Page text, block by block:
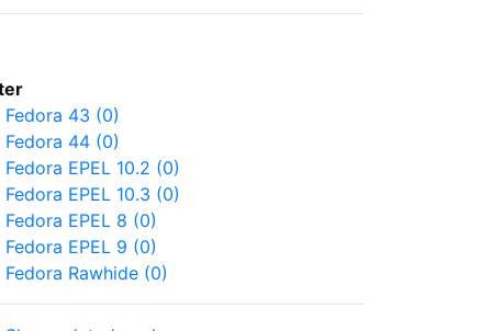
Fedora 43 (0)
Fedora 44 (0)
Fedora EPEL 10.2 (0)
Fedora EPEL 10.3 (0)
Fedora EPEL 8 (0)
Fedora EPEL 9 (0)
Fedora Rawhide (0)